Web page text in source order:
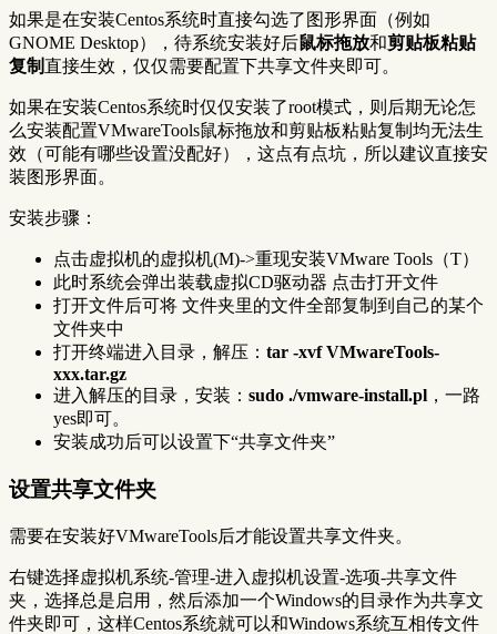
如果是在安装Centos系统时直接勾选了图形界面（例如
GNOME Desktop），待系统安装好后鼠标拖放和剪贴板粘贴
复制直接生效，仅仅需要配置下共享文件夹即可。
如果在安装Centos系统时仅仅安装了root模式，则后期无论怎
么安装配置VMwareTools鼠标拖放和剪贴板粘贴复制均无法生
效（可能有哪些设置没配好），这点有点坑，所以建议直接安
装图形界面。
安装步骤：
点击虚拟机的虚拟机(M)->重现安装VMware Tools（T）
此时系统会弹出装载虚拟CD驱动器 点击打开文件
打开文件后可将 文件夹里的文件全部复制到自己的某个
文件夹中
打开终端进入目录，解压： tar -xvf VMwareTools-
xxx.tar.gz
进入解压的目录，安装： sudo ./vmware-install.pl ，一路
yes即可。
安装成功后可以设置下“共享文件夹”
设置共享文件夹
需要在安装好VMwareTools后才能设置共享文件夹。
右键选择虚拟机系统-管理-进入虚拟机设置-选项-共享文件
夹，选择总是启用，然后添加一个Windows的目录作为共享文
件夹即可，这样Centos系统就可以和Windows系统互相传文件